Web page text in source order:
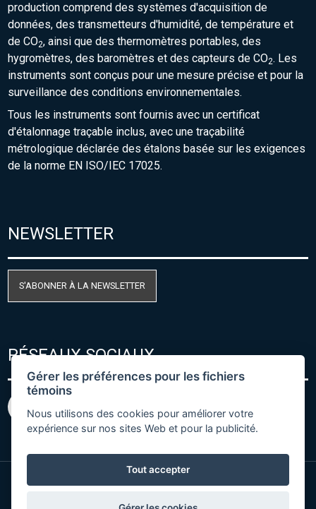
production comprend des systèmes d'acquisition de
données, des transmetteurs d'humidité, de température et
de CO2, ainsi que des thermomètres portables, des
hygromètres, des baromètres et des capteurs de CO2. Les
instruments sont conçus pour une mesure précise et pour la
surveillance des conditions environnementales.
Tous les instruments sont fournis avec un certificat
d'étalonnage traçable inclus, avec une traçabilité
métrologique déclarée des étalons basée sur les exigences
de la norme EN ISO/IEC 17025.
NEWSLETTER
S'ABONNER À LA NEWSLETTER
RÉSEAUX SOCIAUX
Gérer les préférences pour les fichiers
témoins
Nous utilisons des cookies pour améliorer votre
expérience sur nos sites Web et pour la publicité.
Tout accepter